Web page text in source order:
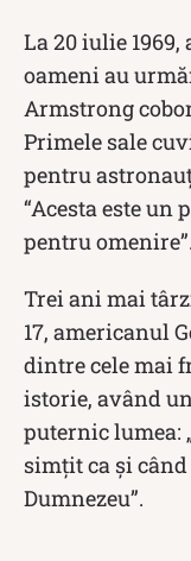
La 20 iulie
oameni au
Armstrong
Primele sale
pentru
“Acesta este un
pentru omenire”.
Trei ani mai
17, americanul
dintre cele mai
istorie, având
puternic lumea:
simţit ca şi
Dumnezeu”.